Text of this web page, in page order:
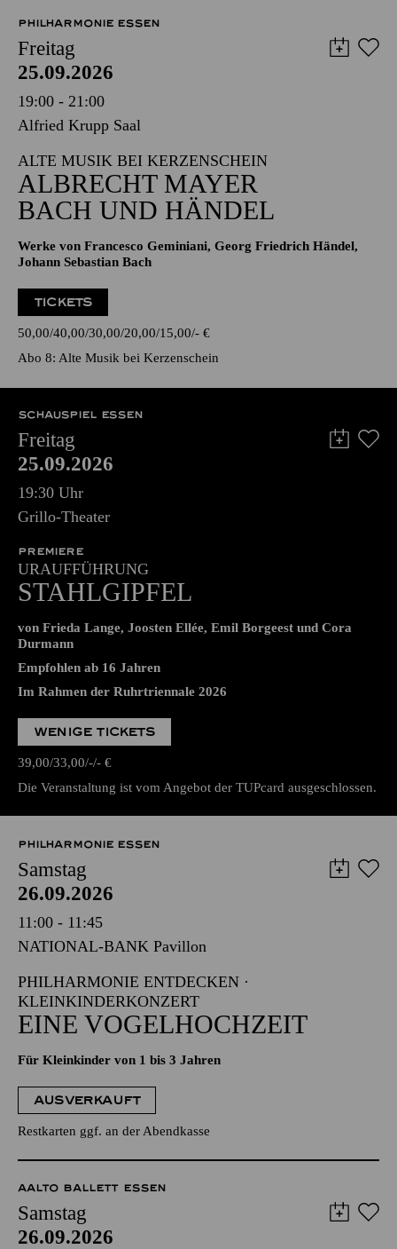
PHILHARMONIE ESSEN
Freitag
25.09.2026
19:00 - 21:00
Alfried Krupp Saal
ALTE MUSIK BEI KERZENSCHEIN
ALBRECHT MAYER
BACH UND HÄNDEL
Werke von Francesco Geminiani, Georg Friedrich Händel,
Johann Sebastian Bach
TICKETS
50,00 40,00 30,00 20,00 15,00 - €
Abo 8: Alte Musik bei Kerzenschein
SCHAUSPIEL ESSEN
Freitag
25.09.2026
19:30 Uhr
Grillo-Theater
PREMIERE
URAUFFÜHRUNG
STAHLGIPFEL
von Frieda Lange, Joosten Ellée, Emil Borgeest und Cora
Durmann
Empfohlen ab 16 Jahren
Im Rahmen der Ruhrtriennale 2026
WENIGE TICKETS
39,00 33,00 - - €
Die Veranstaltung ist vom Angebot der TUPcard ausgeschlossen.
PHILHARMONIE ESSEN
Samstag
26.09.2026
11:00 - 11:45
NATIONAL-BANK Pavillon
PHILHARMONIE ENTDECKEN ·
KLEINKINDERKONZERT
EINE VOGELHOCHZEIT
Für Kleinkinder von 1 bis 3 Jahren
AUSVERKAUFT
Restkarten ggf. an der Abendkasse
AALTO BALLETT ESSEN
Samstag
26.09.2026